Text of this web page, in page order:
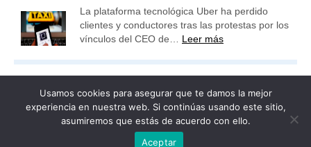
La plataforma tecnológica Uber ha perdido
clientes y conductores tras las protestas por los
vínculos del CEO de… Leer más
Usamos cookies para asegurar que te damos la mejor
experiencia en nuestra web. Si continúas usando este sitio,
asumiremos que estás de acuerdo con ello.
Aceptar
Publicidad Redacción Contacto
Todos los derechos reservados